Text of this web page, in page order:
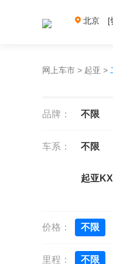
北京 [
网上车市 > 起亚 >
品牌： 不限
车系： 不限
起亚
价格：
不限
里程： 不限